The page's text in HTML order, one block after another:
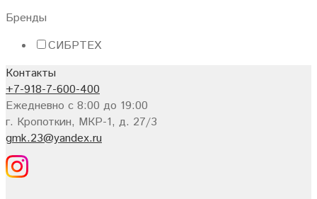
Бренды
СИБРТЕХ
Контакты
+7-918-7-600-400
Ежедневно с 8:00 до 19:00
г. Кропоткин, МКР-1, д. 27/3
gmk.23@yandex.ru